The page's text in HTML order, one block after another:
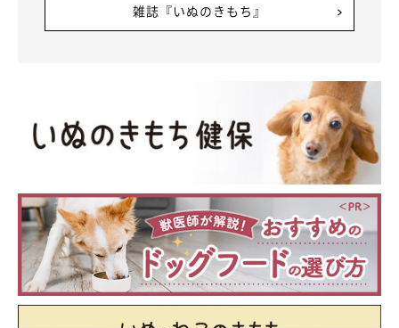
オスワリでクールダウン中のモコ吉くん
興奮して障害物にぶつかったりすると、腫瘍が破裂する危険性が
あるため、ときどきオスワリをさせてクールダウン。猛ダッシュ
雑誌『いぬのきもち』